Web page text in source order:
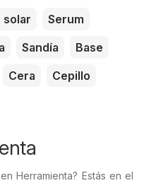
solar
Serum
Sandía
Base
Cera
Cepillo
Herramienta? Estás en el